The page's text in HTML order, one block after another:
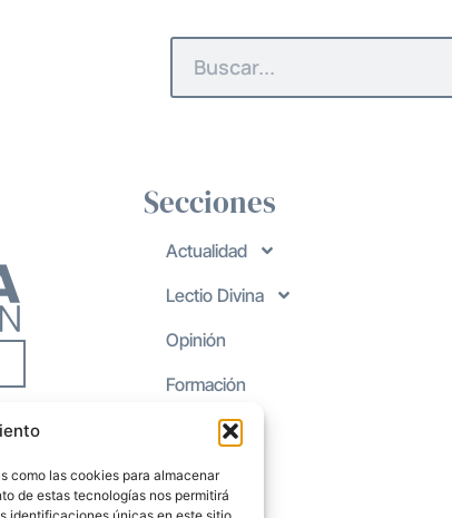
como las cookies para almacenar
de estas tecnologías nos permitirá
Secciones
Actualidad
Lectio Divina
Opinión
Formación